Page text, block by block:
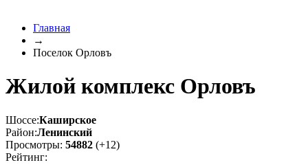
Главная
→
Поселок Орловъ
Жилой комплекс Орловъ
Шоссе:Каширское
Район:Ленинский
Просмотры: 54882 (+12)
Рейтинг: